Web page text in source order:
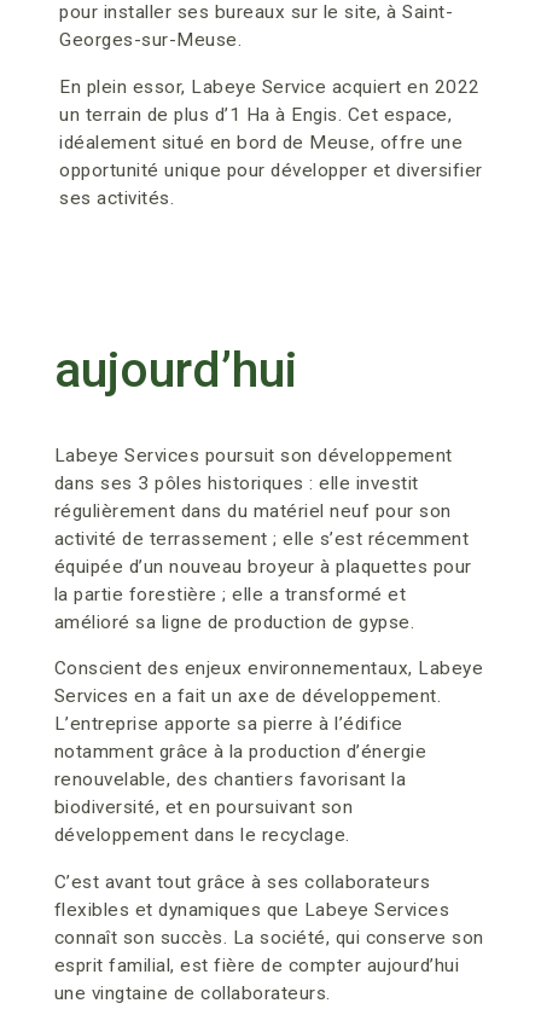
pour installer ses bureaux sur le site, à Saint-
Georges-sur-Meuse.
En plein essor, Labeye Service acquiert en 2022
un terrain de plus d’1 Ha à Engis. Cet espace,
idéalement situé en bord de Meuse, offre une
opportunité unique pour développer et diversifier
ses activités.
aujourd’hui
Labeye Services poursuit son développement
dans ses 3 pôles historiques : elle investit
régulièrement dans du matériel neuf pour son
activité de terrassement ; elle s’est récemment
équipée d’un nouveau broyeur à plaquettes pour
la partie forestière ; elle a transformé et
amélioré sa ligne de production de gypse.
Conscient des enjeux environnementaux, Labeye
Services en a fait un axe de développement.
L’entreprise apporte sa pierre à l’édifice
notamment grâce à la production d’énergie
renouvelable, des chantiers favorisant la
biodiversité, et en poursuivant son
développement dans le recyclage.
C’est avant tout grâce à ses collaborateurs
flexibles et dynamiques que Labeye Services
connaît son succès. La société, qui conserve son
esprit familial, est fière de compter aujourd’hui
une vingtaine de collaborateurs.